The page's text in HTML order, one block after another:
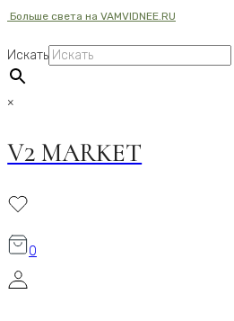
Перейти
содержимому
Больше света на VAMVIDNEE.RU
Искать
×
V2 MARKET
0